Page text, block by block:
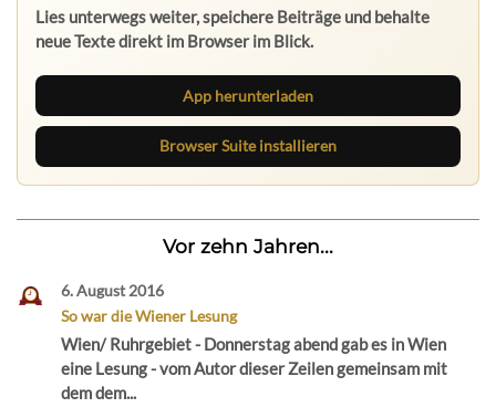
Lies unterwegs weiter, speichere Beiträge und behalte
neue Texte direkt im Browser im Blick.
App herunterladen
Browser Suite installieren
Vor zehn Jahren...
6. August 2016
So war die Wiener Lesung
Wien/ Ruhrgebiet - Donnerstag abend gab es in Wien
eine Lesung - vom Autor dieser Zeilen gemeinsam mit
dem dem...